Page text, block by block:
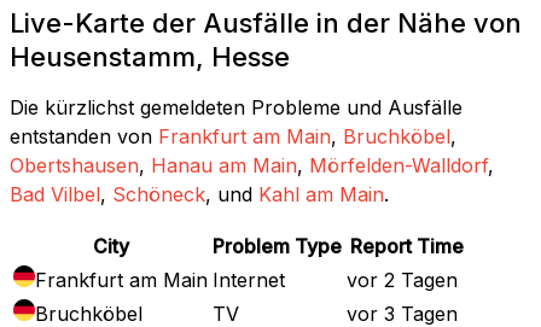
Live-Karte der Ausfälle in der Nähe von
Heusenstamm, Hesse
Die kürzlichst gemeldeten Probleme und Ausfälle
entstanden von Frankfurt am Main, Bruchköbel,
Obertshausen, Hanau am Main, Mörfelden-Walldorf,
Bad Vilbel, Schöneck, und Kahl am Main.
City Problem Type Report Time
Frankfurt am Main Internet
vor 2 Tagen
Bruchköbel
TV
vor 3 Tagen